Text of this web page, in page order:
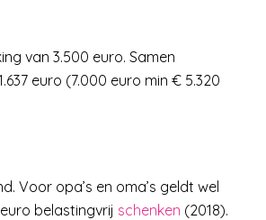
van 3.500 euro. Samen
euro (7.000 euro min € 5.320
Voor opa’s en oma’s geldt wel
belastingvrij schenken (2018).